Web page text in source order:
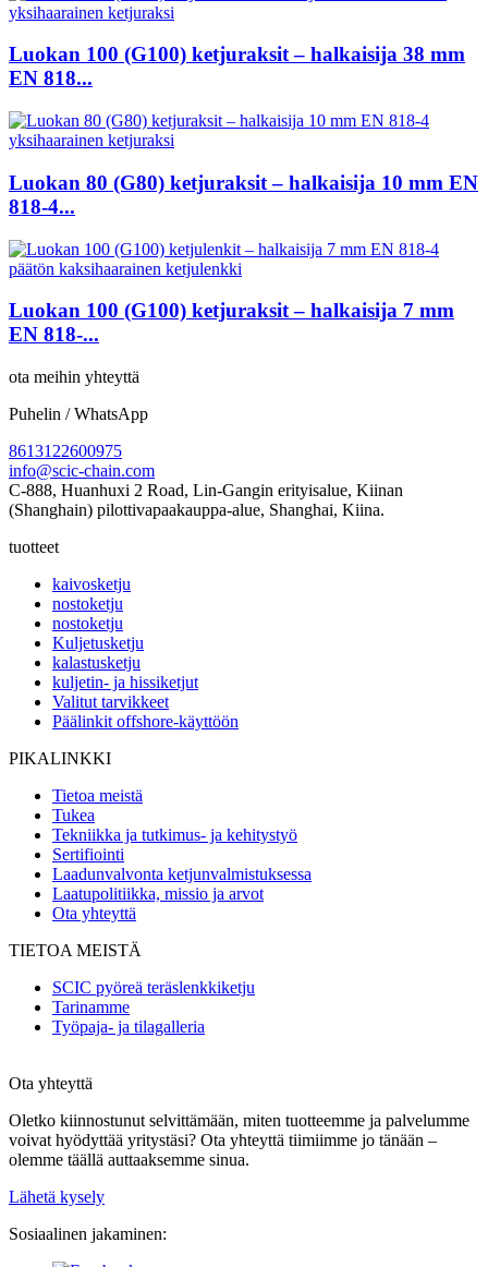
Luokan 100 (G100) ketjuraksit – halkaisija 38 mm
EN 818...
Luokan 80 (G80) ketjuraksit – halkaisija 10 mm EN
818-4...
Luokan 100 (G100) ketjuraksit – halkaisija 7 mm
EN 818-...
ota meihin yhteyttä
Puhelin / WhatsApp
8613122600975
info@scic-chain.com
C-888, Huanhuxi 2 Road, Lin-Gangin erityisalue, Kiinan
(Shanghain) pilottivapaakauppa-alue, Shanghai, Kiina.
tuotteet
kaivosketju
nostoketju
nostoketju
Kuljetusketju
kalastusketju
kuljetin- ja hissiketjut
Valitut tarvikkeet
Päälinkit offshore-käyttöön
PIKALINKKI
Tietoa meistä
Tukea
Tekniikka ja tutkimus- ja kehitystyö
Sertifiointi
Laadunvalvonta ketjunvalmistuksessa
Laatupolitiikka, missio ja arvot
Ota yhteyttä
TIETOA MEISTÄ
SCIC pyöreä teräslenkkiketju
Tarinamme
Työpaja- ja tilagalleria
Ota yhteyttä
Oletko kiinnostunut selvittämään, miten tuotteemme ja palvelumme
voivat hyödyttää yritystäsi? Ota yhteyttä tiimiimme jo tänään –
olemme täällä auttaaksemme sinua.
Lähetä kysely
Sosiaalinen jakaminen: